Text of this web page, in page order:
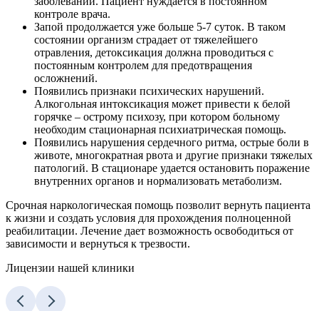
контроле врача.
Запой продолжается уже больше 5-7 суток. В таком
состоянии организм страдает от тяжелейшего
отравления, детоксикация должна проводиться с
постоянным контролем для предотвращения
осложнений.
Появились признаки психических нарушений.
Алкогольная интоксикация может привести к белой
горячке – острому психозу, при котором больному
необходим стационарная психиатрическая помощь.
Появились нарушения сердечного ритма, острые боли в
животе, многократная рвота и другие признаки тяжелых
патологий. В стационаре удается остановить поражение
внутренних органов и нормализовать метаболизм.
Срочная наркологическая помощь позволит вернуть пациента
к жизни и создать условия для прохождения полноценной
реабилитации. Лечение дает возможность освободиться от
зависимости и вернуться к трезвости.
Лицензии нашей клиники